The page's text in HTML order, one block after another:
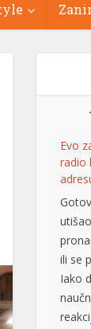
radio
ili se
Iako
izbori